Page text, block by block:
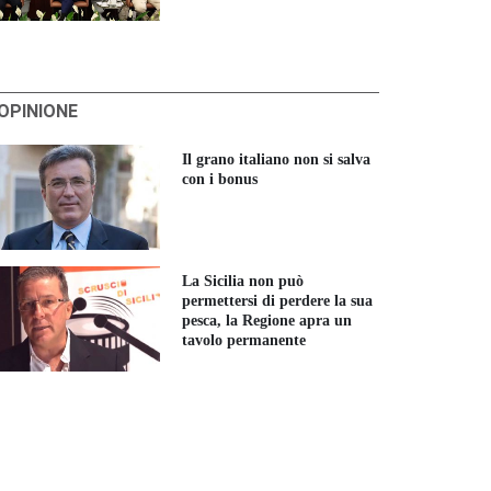
Il grano italiano non si salva
con i bonus
La Sicilia non può
permettersi di perdere la sua
pesca, la Regione apra un
tavolo permanente